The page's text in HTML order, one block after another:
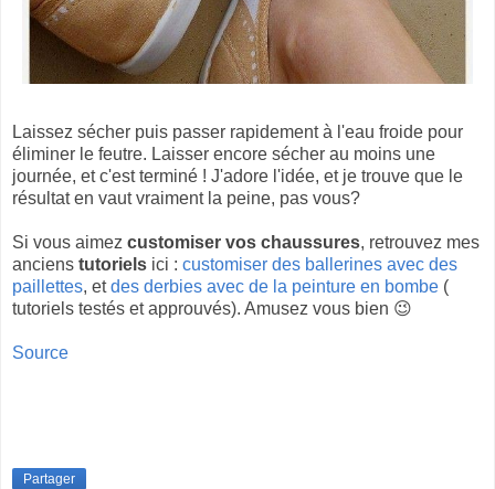
Laissez sécher puis passer rapidement à l'eau froide pour
éliminer le feutre. Laisser encore sécher au moins une
journée, et c'est terminé ! J'adore l'idée, et je trouve que le
résultat en vaut vraiment la peine, pas vous?
Si vous aimez customiser vos chaussures, retrouvez mes
anciens tutoriels ici : customiser des ballerines avec des
paillettes, etdes derbies avec de la peinture en bombe (
tutoriels testés et approuvés). Amusez vous bien 😉
Source
Partager